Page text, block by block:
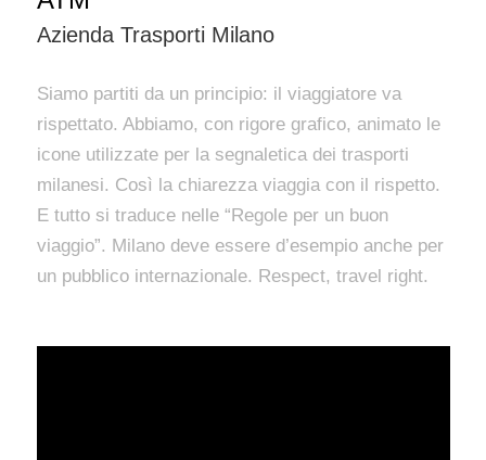
Azienda Trasporti Milano
Siamo partiti da un principio: il viaggiatore va
rispettato. Abbiamo, con rigore grafico, animato le
icone utilizzate per la segnaletica dei trasporti
milanesi. Così la chiarezza viaggia con il rispetto.
E tutto si traduce nelle “Regole per un buon
viaggio”. Milano deve essere d’esempio anche per
un pubblico internazionale. Respect, travel right.